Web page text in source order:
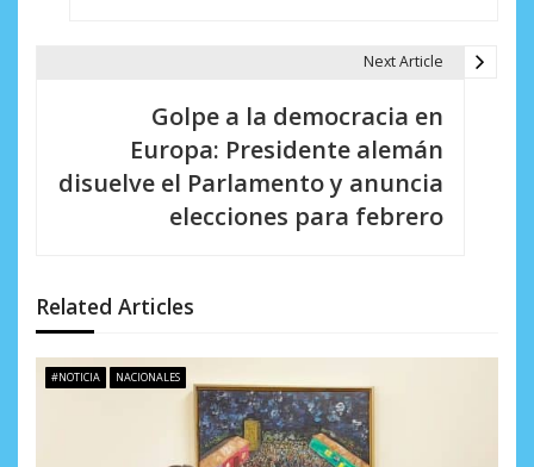
e
e
Next Article
Golpe a la democracia en
Europa: Presidente alemán
disuelve el Parlamento y anuncia
elecciones para febrero
Related Articles
#NOTICIA NACIONALES